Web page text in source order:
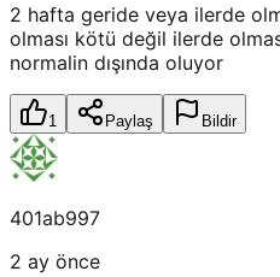
2 hafta geride veya ilerde
olması kötü değil ilerde
normalin dışında oluyor
1 Paylaş Bildir
401ab997
2 ay önce